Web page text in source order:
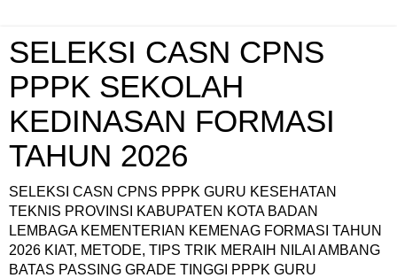
SELEKSI CASN CPNS
PPPK SEKOLAH
KEDINASAN FORMASI
TAHUN 2026
SELEKSI CASN CPNS PPPK GURU KESEHATAN
TEKNIS PROVINSI KABUPATEN KOTA BADAN
LEMBAGA KEMENTERIAN KEMENAG FORMASI TAHUN
2026 KIAT, METODE, TIPS TRIK MERAIH NILAI AMBANG
BATAS PASSING GRADE TINGGI PPPK GURU